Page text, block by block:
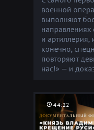
военной
выполняют
направлениях
и артиллерия,
конечно,
повторяют
нас!» — и
44:22